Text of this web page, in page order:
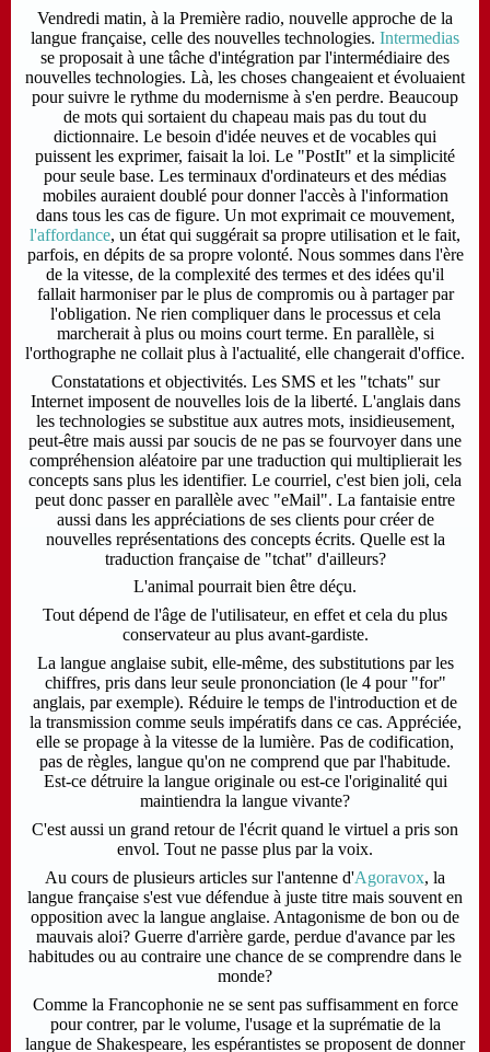
Vendredi matin, à la Première radio, nouvelle approche de la
langue française, celle des nouvelles technologies. Intermedias
se proposait à une tâche d'intégration par l'intermédiaire des
nouvelles technologies. Là, les choses changeaient et évoluaient
pour suivre le rythme du modernisme à s'en perdre. Beaucoup
de mots qui sortaient du chapeau mais pas du tout du
dictionnaire. Le besoin d'idée neuves et de vocables qui
puissent les exprimer, faisait la loi. Le "PostIt" et la simplicité
pour seule base. Les terminaux d'ordinateurs et des médias
mobiles auraient doublé pour donner l'accès à l'information
dans tous les cas de figure. Un mot exprimait ce mouvement,
l'affordance, un état qui suggérait sa propre utilisation et le fait,
parfois, en dépits de sa propre volonté. Nous sommes dans l'ère
de la vitesse, de la complexité des termes et des idées qu'il
fallait harmoniser par le plus de compromis ou à partager par
l'obligation. Ne rien compliquer dans le processus et cela
marcherait à plus ou moins court terme. En parallèle, si
l'orthographe ne collait plus à l'actualité, elle changerait d'office.
Constatations et objectivités. Les SMS et les "tchats" sur
Internet imposent de nouvelles lois de la liberté. L'anglais dans
les technologies se substitue aux autres mots, insidieusement,
peut-être mais aussi par soucis de ne pas se fourvoyer dans une
compréhension aléatoire par une traduction qui multiplierait les
concepts sans plus les identifier. Le courriel, c'est bien joli, cela
peut donc passer en parallèle avec "eMail". La fantaisie entre
aussi dans les appréciations de ses clients pour créer de
nouvelles représentations des concepts écrits. Quelle est la
traduction française de "tchat" d'ailleurs?
L'animal pourrait bien être déçu.
Tout dépend de l'âge de l'utilisateur, en effet et cela du plus
conservateur au plus avant-gardiste.
La langue anglaise subit, elle-même, des substitutions par les
chiffres, pris dans leur seule prononciation (le 4 pour "for"
anglais, par exemple). Réduire le temps de l'introduction et de
la transmission comme seuls impératifs dans ce cas. Appréciée,
elle se propage à la vitesse de la lumière. Pas de codification,
pas de règles, langue qu'on ne comprend que par l'habitude.
Est-ce détruire la langue originale ou est-ce l'originalité qui
maintiendra la langue vivante?
C'est aussi un grand retour de l'écrit quand le virtuel a pris son
envol. Tout ne passe plus par la voix.
Au cours de plusieurs articles sur l'antenne d'Agoravox, la
langue française s'est vue défendue à juste titre mais souvent en
opposition avec la langue anglaise. Antagonisme de bon ou de
mauvais aloi? Guerre d'arrière garde, perdue d'avance par les
habitudes ou au contraire une chance de se comprendre dans le
monde?
Comme la Francophonie ne se sent pas suffisamment en force
pour contrer, par le volume, l'usage et la suprématie de la
langue de Shakespeare, les espérantistes se proposent de donner